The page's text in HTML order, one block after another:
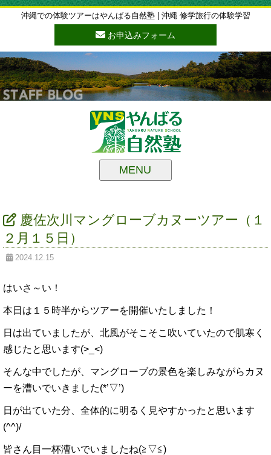
沖縄での体験ツアーはやんばる自然塾 | 沖縄 修学旅行の体験学習
お申込みフォーム
MENU
慶佐次川マングローブカヌーツアー（１
２月１５日）
2024.12.15
はいさ～い！
本日は１５時半からツアーを開催いたしました！
日は出ていましたが、北風がそこそこ吹いていたので肌寒く
感じたと思います(>_<)
そんな中でしたが、マングローブの景色を楽しみながらカヌ
ーを漕いでいきました(*’▽’)
日が出ていた分、全体的に明るく見やすかったと思います
(^^)/
皆さん目一杯漕いでいましたね(≧▽≦)